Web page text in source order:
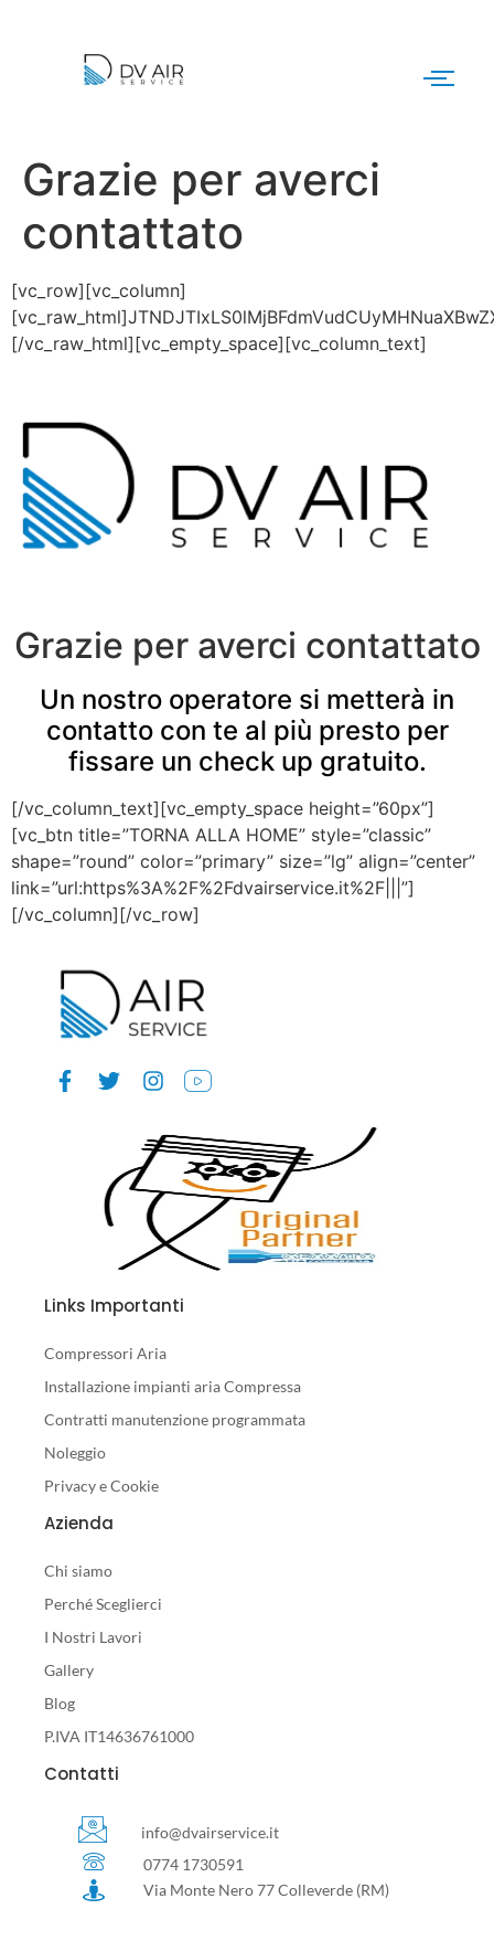
Grazie per averci
contattato
[vc_row][vc_column]
[/vc_raw_html][vc_empty_space][vc_column_text]
Grazie per averci contattato
Un nostro operatore si metterà in
contatto con te al più presto per
fissare un check up gratuito.
[/vc_column_text][vc_empty_space height=”60px”]
[vc_btn title=”TORNA ALLA HOME” style=”classic”
shape=”round” color=”primary” size=”lg” align=”center”
link=”url:https%3A%2F%2Fdvairservice.it%2F|||”]
[/vc_column][/vc_row]
Links Importanti
Compressori Aria
Installazione impianti aria Compressa
Contratti manutenzione programmata
Noleggio
Privacy e Cookie
Azienda
Chi siamo
Perché Sceglierci
I Nostri Lavori
Gallery
Blog
P.IVA IT14636761000
Contatti
info@dvairservice.it
0774 1730591
Via Monte Nero 77 Colleverde (RM)